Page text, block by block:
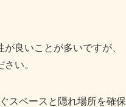
良いことが多いですが、
い。
スペースと隠れ場所を確保